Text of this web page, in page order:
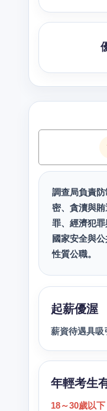
調查局負責
密、貪瀆與
罪、經濟犯
國家安全與
性質公職。
起薪優渥
薪資待遇具吸
年輕考生
18～30歲以下